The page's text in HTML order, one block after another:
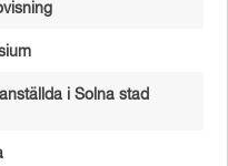
i Solna stad